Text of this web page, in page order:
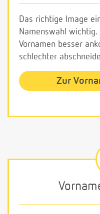
Das richtige Image
Namenswahl
Vornamen besser
schlechter
Zur